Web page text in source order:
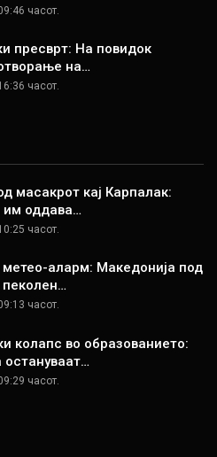
часот.
пресврт: На повидок
на…
часот.
масакрот кај Карпалак:
им оддава…
часот.
метео-аларм: Македонија под
пеколен…
часот.
колапс во образованието:
часот.